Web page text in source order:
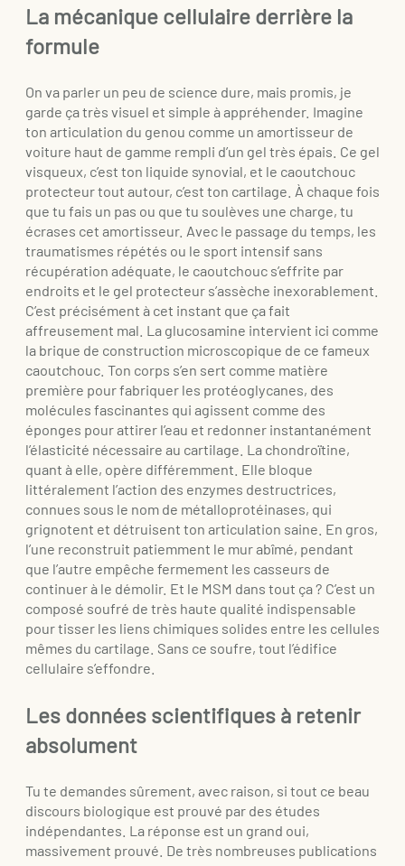
La mécanique cellulaire derrière la
formule
On va parler un peu de science dure, mais promis, je
garde ça très visuel et simple à appréhender. Imagine
ton articulation du genou comme un amortisseur de
voiture haut de gamme rempli d’un gel très épais. Ce gel
visqueux, c’est ton liquide synovial, et le caoutchouc
protecteur tout autour, c’est ton cartilage. À chaque fois
que tu fais un pas ou que tu soulèves une charge, tu
écrases cet amortisseur. Avec le passage du temps, les
traumatismes répétés ou le sport intensif sans
récupération adéquate, le caoutchouc s’effrite par
endroits et le gel protecteur s’assèche inexorablement.
C’est précisément à cet instant que ça fait
affreusement mal. La glucosamine intervient ici comme
la brique de construction microscopique de ce fameux
caoutchouc. Ton corps s’en sert comme matière
première pour fabriquer les protéoglycanes, des
molécules fascinantes qui agissent comme des
éponges pour attirer l’eau et redonner instantanément
l’élasticité nécessaire au cartilage. La chondroïtine,
quant à elle, opère différemment. Elle bloque
littéralement l’action des enzymes destructrices,
connues sous le nom de métalloprotéinases, qui
grignotent et détruisent ton articulation saine. En gros,
l’une reconstruit patiemment le mur abîmé, pendant
que l’autre empêche fermement les casseurs de
continuer à le démolir. Et le MSM dans tout ça ? C’est un
composé soufré de très haute qualité indispensable
pour tisser les liens chimiques solides entre les cellules
mêmes du cartilage. Sans ce soufre, tout l’édifice
cellulaire s’effondre.
Les données scientifiques à retenir
absolument
Tu te demandes sûrement, avec raison, si tout ce beau
discours biologique est prouvé par des études
indépendantes. La réponse est un grand oui,
massivement prouvé. De très nombreuses publications